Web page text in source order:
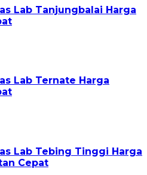
Lab Tanjungbalai Harga
Lab Ternate Harga
Lab Tebing Tinggi Harga
Cepat